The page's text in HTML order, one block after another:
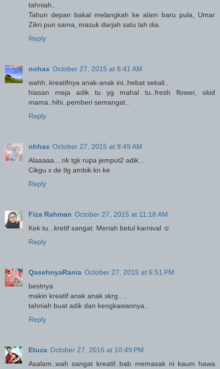
tahniah..
Tahun depan bakal melangkah ke alam baru pula, Umar
Zikri pun sama, masuk darjah satu lah dia.
Reply
nohas October 27, 2015 at 8:41 AM
wahh..kreatifnya anak-anak ini..hebat sekali..
hiasan meja adik tu yg mahal tu..fresh flower, okid
mama..hihi..pemberi semangat..
Reply
nhhas October 27, 2015 at 9:49 AM
Alaaaaa....nk tgk rupa jemput2 adik...
Cikgu x de tlg ambik kn ke
Reply
Fiza Rahman October 27, 2015 at 11:18 AM
Kek tu...kretif sangat. Meriah betul karnival ☺
Reply
QasehnyaRania October 27, 2015 at 6:51 PM
bestnya
makin kreatif anak anak skrg.. .
tahniah buat adik dan kengkawannya..
Reply
Etuza October 27, 2015 at 10:49 PM
Asalam..wah sangat kreatif..bab memasak ni kaum hawa